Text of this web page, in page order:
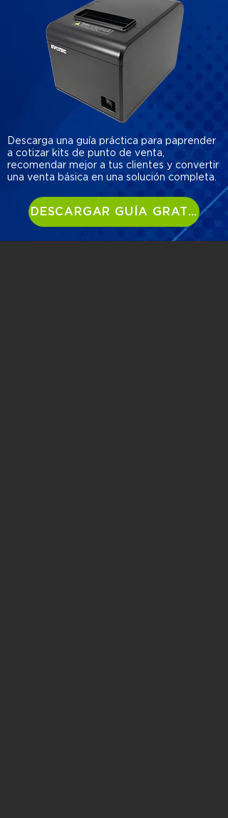
Descarga una guía práctica para paprender
a cotizar kits de punto de venta,
recomendar mejor a tus clientes y convertir
una venta básica en una solución completa.
DESCARGAR GUÍA GRATUITA